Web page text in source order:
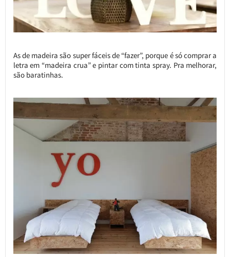
As de madeira são super fáceis de “fazer”, porque é só comprar a
letra em “madeira crua” e pintar com tinta spray. Pra melhorar,
são baratinhas.